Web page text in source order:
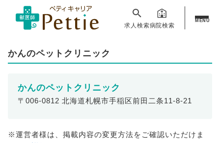
求人検索病院検索
MENU
かんのペットクリニック
かんのペットクリニック
〒006-0812 北海道札幌市手稲区前田二条11-8-21
※運営者様は、掲載内容の変更方法をご確認いただけま